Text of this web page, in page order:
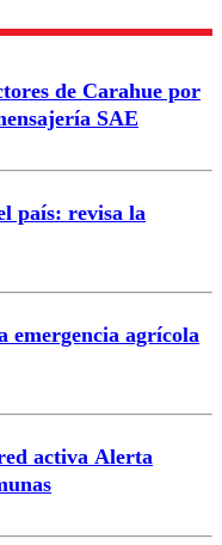
de Carahue por
SAE
país: revisa la
agrícola
activa Alerta